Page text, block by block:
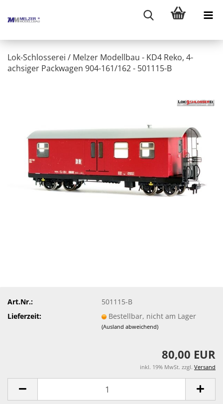
Lok-Schlosserei / Melzer Modellbau - KD4 Reko, 4-
achsiger Packwagen 904-161/162 - 501115-B
Art.Nr.:
501115-B
Lieferzeit:
Bestellbar, nicht am Lager
(Ausland abweichend)
80,00 EUR
inkl. 19% MwSt. zzgl. Versand